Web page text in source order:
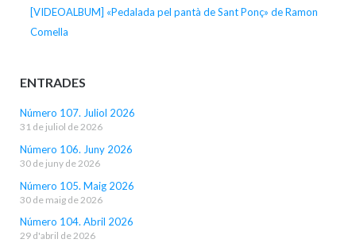
[VIDEOALBUM] «Pedalada pel pantà de Sant Ponç» de Ramon
Comella
ENTRADES
Número 107. Juliol 2026
31 de juliol de 2026
Número 106. Juny 2026
30 de juny de 2026
Número 105. Maig 2026
30 de maig de 2026
Número 104. Abril 2026
29 d'abril de 2026